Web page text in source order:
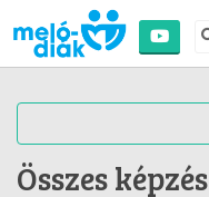
Összes képzés